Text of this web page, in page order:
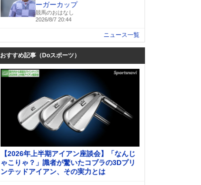
ーガーカップ
競馬のおはなし
2026/8/7 20:44
ニュース一覧
おすすめ記事（Doスポーツ）
【2026年上半期アイアン座談会】「なんじ
ゃこりゃ？」識者が驚いたコブラの3Dプリ
ンテッドアイアン、その実力とは